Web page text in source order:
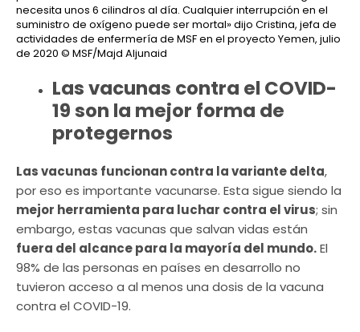
necesita unos 6 cilindros al día. Cualquier interrupción en el
suministro de oxígeno puede ser mortal» dijo Cristina, jefa de
actividades de enfermería de MSF en el proyecto Yemen, julio
de 2020 © MSF/Majd Aljunaid
Las vacunas contra el COVID-
19 son la mejor forma de
protegernos
Las vacunas funcionan contra la variante delta,
por eso es importante vacunarse. Esta sigue siendo la
mejor herramienta para luchar contra el virus; sin
embargo, estas vacunas que salvan vidas están
fuera del alcance para la mayoría del mundo.El
98% de las personas en países en desarrollo no
tuvieron acceso a al menos una dosis de la vacuna
contra el COVID-19.